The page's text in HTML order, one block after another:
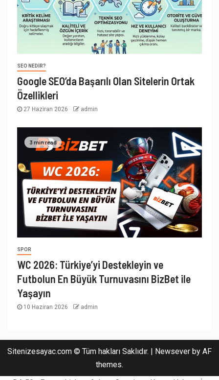
SEO NEDIR?
Google SEO’da Başarılı Olan Sitelerin Ortak
Özellikleri
27 Haziran 2026 admin
3 min read
SPOR
WC 2026: Türkiye’yi Destekleyin ve
Futbolun En Büyük Turnuvasını BizBet ile
Yaşayın
10 Haziran 2026 admin
Sitenizesayac.com © Tüm hakları Saklıdır. | Newsever by AF
themes.